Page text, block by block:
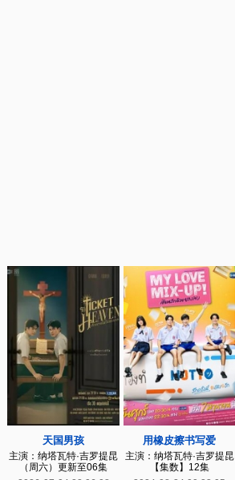
天国男孩
主演：纳塔瓦特·吉罗提昆
（周六）更新至06集
用橡皮擦书写爱
主演：纳塔瓦特·吉罗提昆
【集数】12集